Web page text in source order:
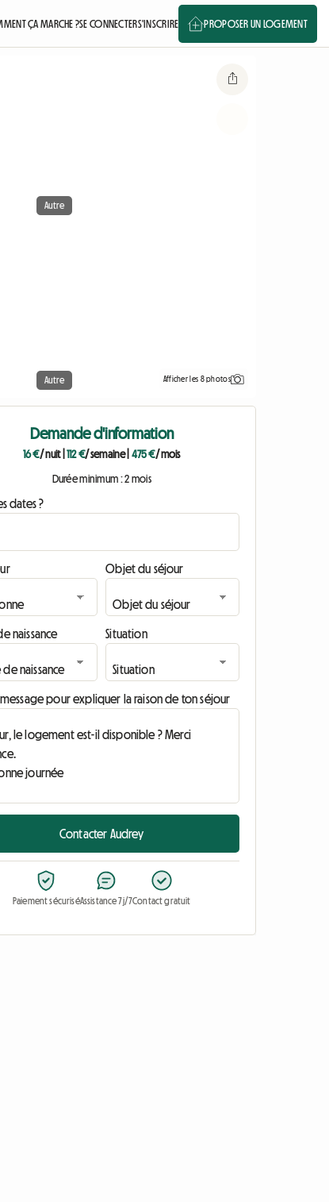
ÇA MARCHE ?SE CONNECTERS'INSCRIRE PROPOSER UN LOGEMENT
Autre
Autre Afficher les 8 photos
Demande d'information
16 €/ nuit|112 €/ semaine| 475 €/ mois
Durée minimum : 2 mois
dates ?
Objet du séjour
naissance Situation
message pour expliquer la raison de ton séjour
Contacter Audrey
Paiement sécuriséAssistance 7j/7Contact gratuit